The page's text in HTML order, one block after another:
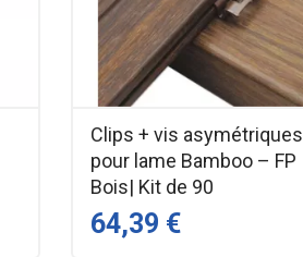
Clips + vis asymétriques
pour lame Bamboo – FP
Bois| Kit de 90
64,39 €